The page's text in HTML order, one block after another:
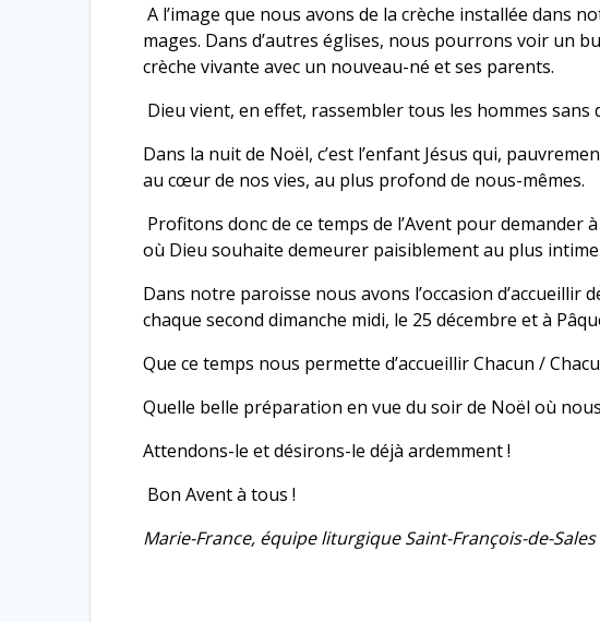
A l’image que nous avons de la crèche installée dans
mages. Dans d’autres églises, nous pourrons voir un
crèche vivante avec un nouveau-né et ses
Dieu vient, en effet, rassembler tous les hommes sans
Dans la nuit de Noël, c’est l’enfant Jésus qui,
au cœur de nos vies, au plus profond de nous-mêmes.
Profitons donc de ce temps de l’Avent pour
où Dieu souhaite demeurer paisiblement au plus
Dans notre paroisse nous avons l’occasion d’accueillir
chaque second dimanche midi, le 25 décembre et à
Que ce temps nous permette d’accueillir Chacun /
Quelle belle préparation en vue du soir de Noël où
Attendons-le et désirons-le déjà ardemment !
Bon Avent à tous !
Marie-France, équipe liturgique Saint-François-de-Sales